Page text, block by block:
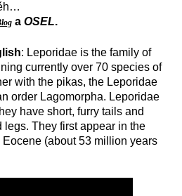
a OSEL.
: Leporidae is the family of
currently over 70 species of
with the pikas, the Leporidae
order Lagomorpha. Leporidae
have short, furry tails and
They first appear in the
(about 53 million years